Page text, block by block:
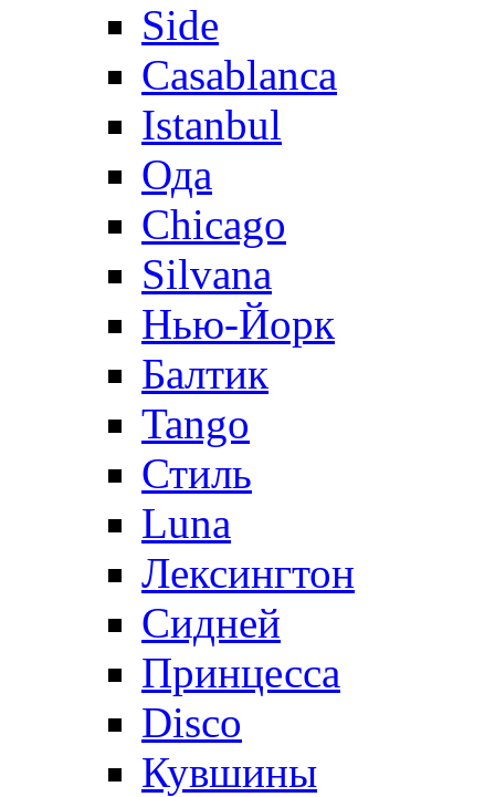
Side
Casablanca
Istanbul
Ода
Chicago
Silvana
Нью-Йорк
Балтик
Tango
Стиль
Luna
Лексингтон
Сидней
Принцесса
Disco
Кувшины